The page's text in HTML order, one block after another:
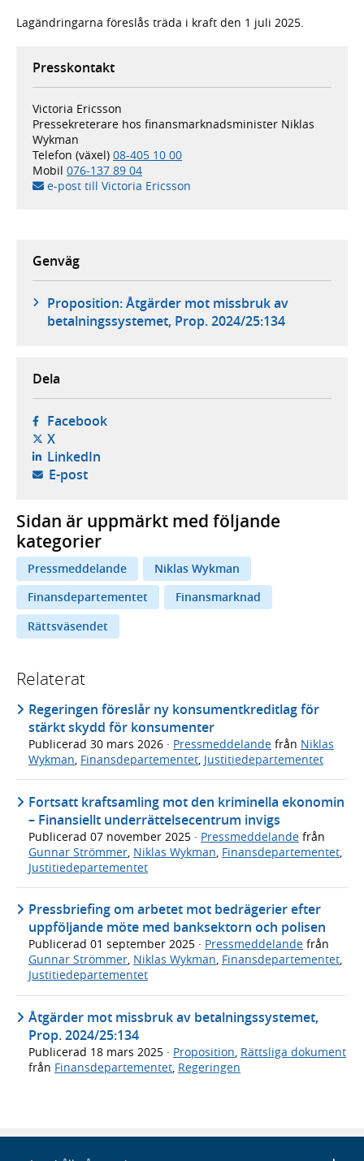
Lagändringarna föreslås träda i kraft den 1 juli 2025.
Presskontakt
Victoria Ericsson
Pressekreterare hos finansmarknadsminister Niklas
Wykman
Telefon (växel) 08-405 10 00
Mobil 076-137 89 04
e-post till Victoria Ericsson
Genväg
Proposition: Åtgärder mot missbruk av
betalningssystemet, Prop. 2024/25:134
Dela
Facebook- öppnas i ny flik, extern webbplats,
X- öppnas i ny flik, extern webbplats,
LinkedIn- öppnas i ny flik, extern webbplats,
E-post- öppnar din e-postklient,
Sidan är uppmärkt med följande
kategorier
Pressmeddelande
Niklas Wykman
Finansdepartementet
Finansmarknad
Rättsväsendet
Relaterat
Regeringen föreslår ny konsumentkreditlag för
stärkt skydd för konsumenter
Publicerad 30 mars 2026 · Pressmeddelande från Niklas
Wykman, Finansdepartementet, Justitiedepartementet
Fortsatt kraftsamling mot den kriminella ekonomin
– Finansiellt underrättelsecentrum invigs
Publicerad 07 november 2025 · Pressmeddelande från
Gunnar Strömmer Niklas Wykman Finansdepartementet
Justitiedepartementet
Pressbriefing om arbetet mot bedrägerier efter
uppföljande möte med banksektorn och polisen
Publicerad 01 september 2025 · Pressmeddelande från
Gunnar Strömmer, Niklas Wykman, Finansdepartementet,
Justitiedepartementet
Åtgärder mot missbruk av betalningssystemet,
Prop. 2024/25:134
Publicerad 18 mars 2025 · Proposition, Rättsliga dokument
från Finansdepartementet, Regeringen